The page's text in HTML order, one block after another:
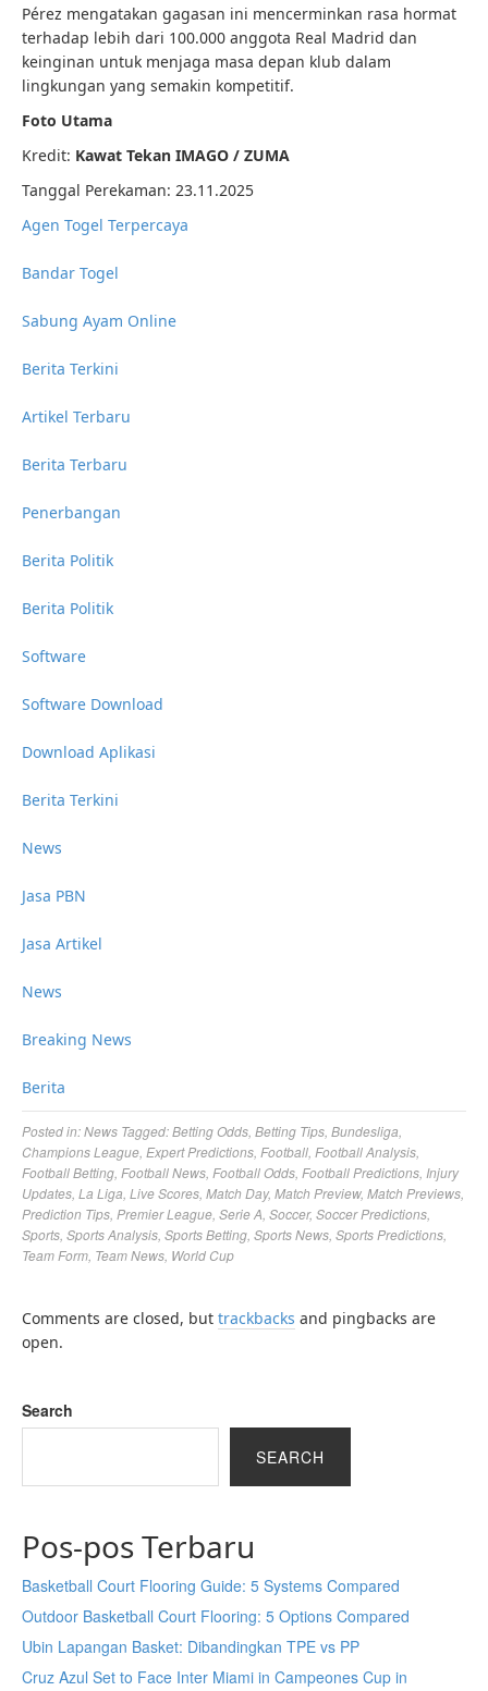
Pérez mengatakan gagasan ini mencerminkan rasa hormat
terhadap lebih dari 100.000 anggota Real Madrid dan
keinginan untuk menjaga masa depan klub dalam
lingkungan yang semakin kompetitif.
Foto Utama
Kredit: Kawat Tekan IMAGO / ZUMA
Tanggal Perekaman: 23.11.2025
Agen Togel Terpercaya
Bandar Togel
Sabung Ayam Online
Berita Terkini
Artikel Terbaru
Berita Terbaru
Penerbangan
Berita Politik
Berita Politik
Software
Software Download
Download Aplikasi
Berita Terkini
News
Jasa PBN
Jasa Artikel
News
Breaking News
Berita
Posted in:News Tagged:Betting Odds Betting Tips Bundesliga
Champions League Expert Predictions Football Football Analysis
Football Betting Football News Football Odds Football Predictions Injury
Updates La Liga Live Scores Match Day, Match Preview, Match Previews
Prediction Tips Premier League Serie A Soccer, Soccer Predictions
Sports Sports Analysis Sports Betting Sports News Sports Predictions
Team Form Team News World Cup
Comments are closed, but trackbacks and pingbacks are
open.
Search
SEARCH
Pos-pos Terbaru
Basketball Court Flooring Guide: 5 Systems Compared
Outdoor Basketball Court Flooring: 5 Options Compared
Ubin Lapangan Basket: Dibandingkan TPE vs PP
Cruz Azul Set to Face Inter Miami in Campeones Cup in